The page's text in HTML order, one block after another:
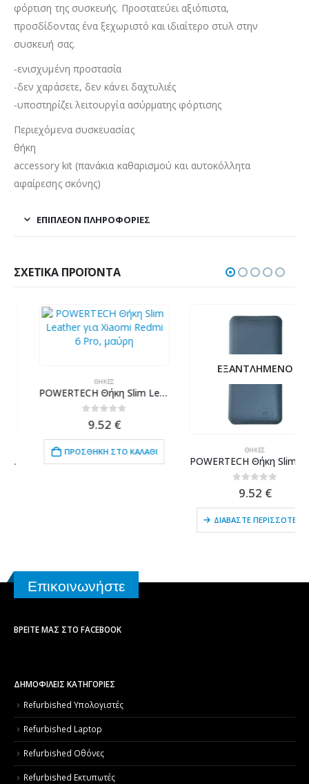
φόρτιση της συσκευής. Προστατεύει αξιόπιστα,
προσδίδοντας ένα ξεχωριστό και ιδιαίτερο στυλ στην
συσκευή σας.
-ενισχυμένη προστασία
-δεν χαράσετε, δεν κάνει δαχτυλιές
-υποστηρίζει λειτουργία ασύρματης φόρτισης
Περιεχόμενα συσκευασίας
θήκη
accessory kit (πανάκια καθαρισμού και αυτοκόλλητα
αφαίρεσης σκόνης)
ΕΠΙΠΛΈΟΝ ΠΛΗΡΟΦΟΡΊΕΣ
ΣΧΕΤΙΚΆ ΠΡΟΪΌΝΤΑ
POWERTECH Θήκη Slim Leather για Xiaomi Redmi 6 Pro, μαύρη
out of 5
9.52€
ΠΡΟΣΘΉΚΗ ΣΤΟ ΚΑΛΆΘΙ
ΕΞΑΝΤΛΗΜΈΝΟ
POWERTECH Θήκη Slim Leather για Samsung S9, γκρι
out of 5
9.52€
ΔΙΑΒΆΣΤΕ ΠΕΡΙΣΣΌΤΕΡΑ
Επικοινωνήστε
ΒΡΕΊΤΕ ΜΑΣ ΣΤΟ FACEBOOK
ΔΗΜΟΦΙΛΕΙΣ ΚΑΤΗΓΟΡΙΕΣ
Refurbished Υπολογιστές
Refurbished Laptop
Refurbished Οθόνες
Refurbished Εκτυπωτές